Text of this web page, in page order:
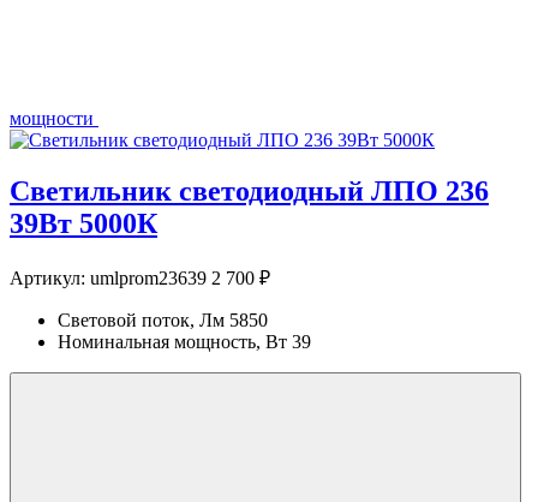
мощности
Светильник светодиодный ЛПО 236
39Вт 5000К
Артикул: umlprom23639 2 700 ₽
Световой поток, Лм 5850
Номинальная мощность, Вт 39